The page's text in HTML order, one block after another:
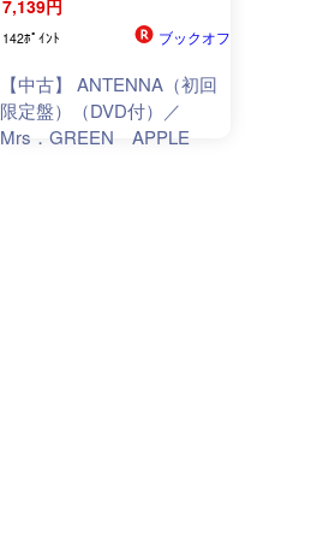
7,139円
142ﾎﾟｲﾝﾄ ブックオフ
【中古】 ANTENNA（初回
限定盤）（DVD付）／
Mrs．GREEN APPLE